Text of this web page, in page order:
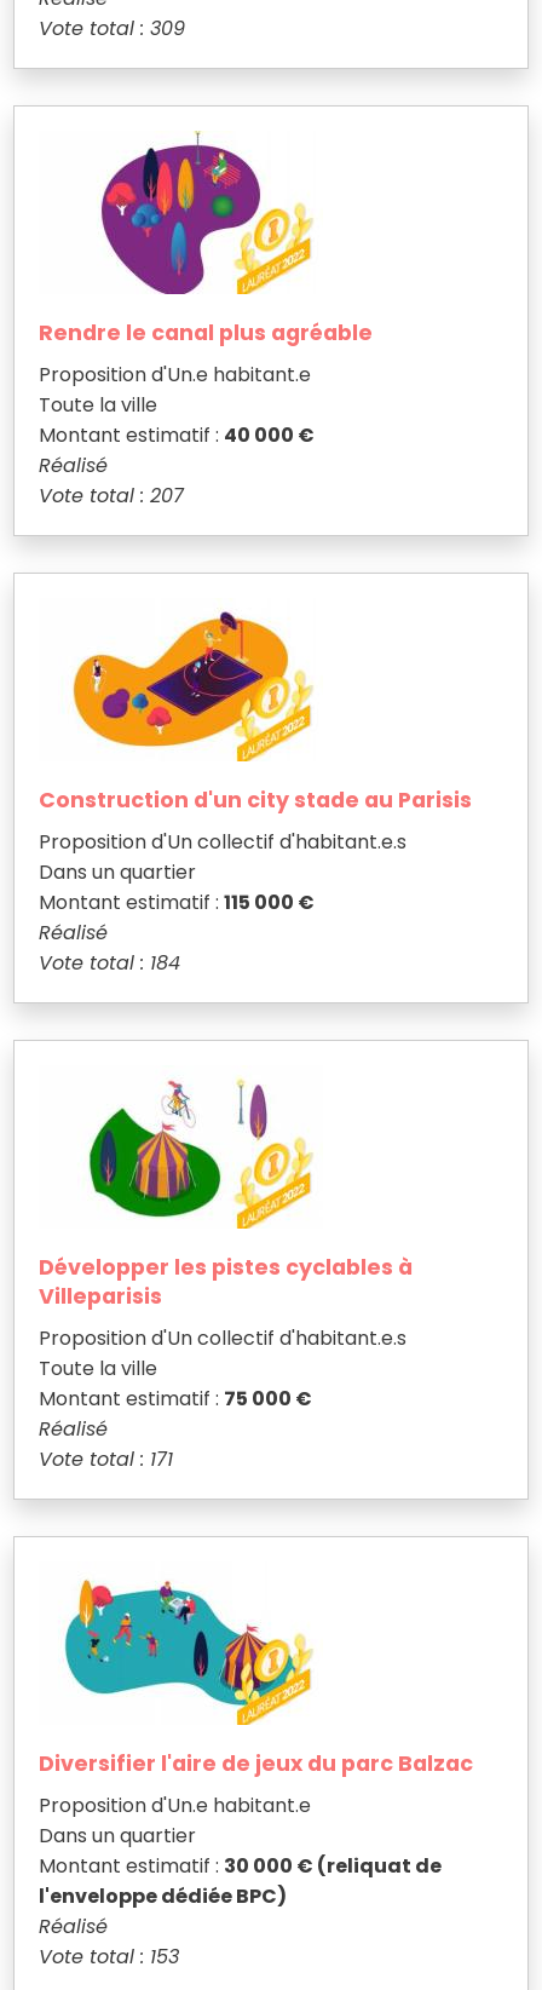
Vote total : 309
Rendre le canal plus agréable
Proposition d'Un.e habitant.e
Toute la ville
Montant estimatif : 40 000 €
Réalisé
Vote total : 207
Construction d'un city stade au Parisis
Proposition d'Un collectif d'habitant.e.s
Dans un quartier
Montant estimatif :115 000 €
Réalisé
Vote total : 184
Développer les pistes cyclables à
Villeparisis
Proposition d'Un collectif d'habitant.e.s
Toute la ville
Montant estimatif : 75 000 €
Réalisé
Vote total : 171
Diversifier l'aire de jeux du parc Balzac
Proposition d'Un.e habitant.e
Dans un quartier
Montant estimatif : 30 000 € (reliquat de
l'enveloppe dédiée BPC)
Réalisé
Vote total : 153